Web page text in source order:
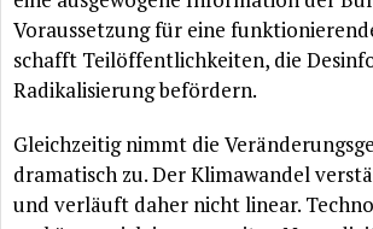
Voraussetzungfür eine
schafft Teilöffentlichkeiten, die
Radikalisierungbefördern.
Gleichzeitig nimmt die
dramatisch zu. Der Klimawandel
und verläuft daher nicht linear.